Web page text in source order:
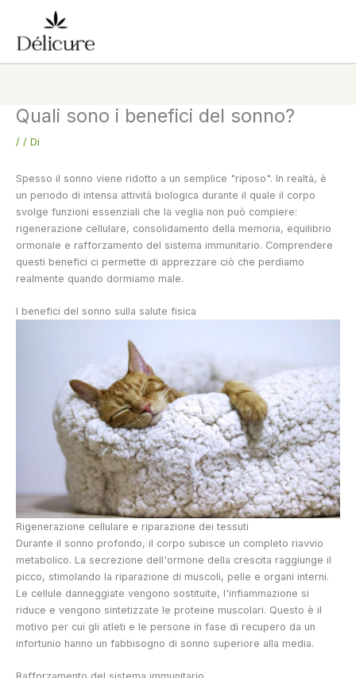
contenuto
Quali sono i benefici del sonno?
/ / Di
Spesso il sonno viene ridotto a un semplice "riposo". In realtà, è
un periodo di intensa attività biologica durante il quale il corpo
svolge funzioni essenziali che la veglia non può compiere:
rigenerazione cellulare, consolidamento della memoria, equilibrio
ormonale e rafforzamento del sistema immunitario. Comprendere
questi benefici ci permette di apprezzare ciò che perdiamo
realmente quando dormiamo male.
I benefici del sonno sulla salute fisica
Rigenerazione cellulare e riparazione dei tessuti
Durante il sonno profondo, il corpo subisce un completo riavvio
metabolico. La secrezione dell'ormone della crescita raggiunge il
picco, stimolando la riparazione di muscoli, pelle e organi interni.
Le cellule danneggiate vengono sostituite, l'infiammazione si
riduce e vengono sintetizzate le proteine muscolari. Questo è il
motivo per cui gli atleti e le persone in fase di recupero da un
infortunio hanno un fabbisogno di sonno superiore alla media.